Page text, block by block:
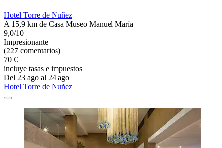
Hotel Torre de Nuñez
A 15,9 km de Casa Museo Manuel María
9,0/10
Impresionante
(227 comentarios)
70 €
incluye tasas e impuestos
Del 23 ago al 24 ago
Hotel Torre de Nuñez